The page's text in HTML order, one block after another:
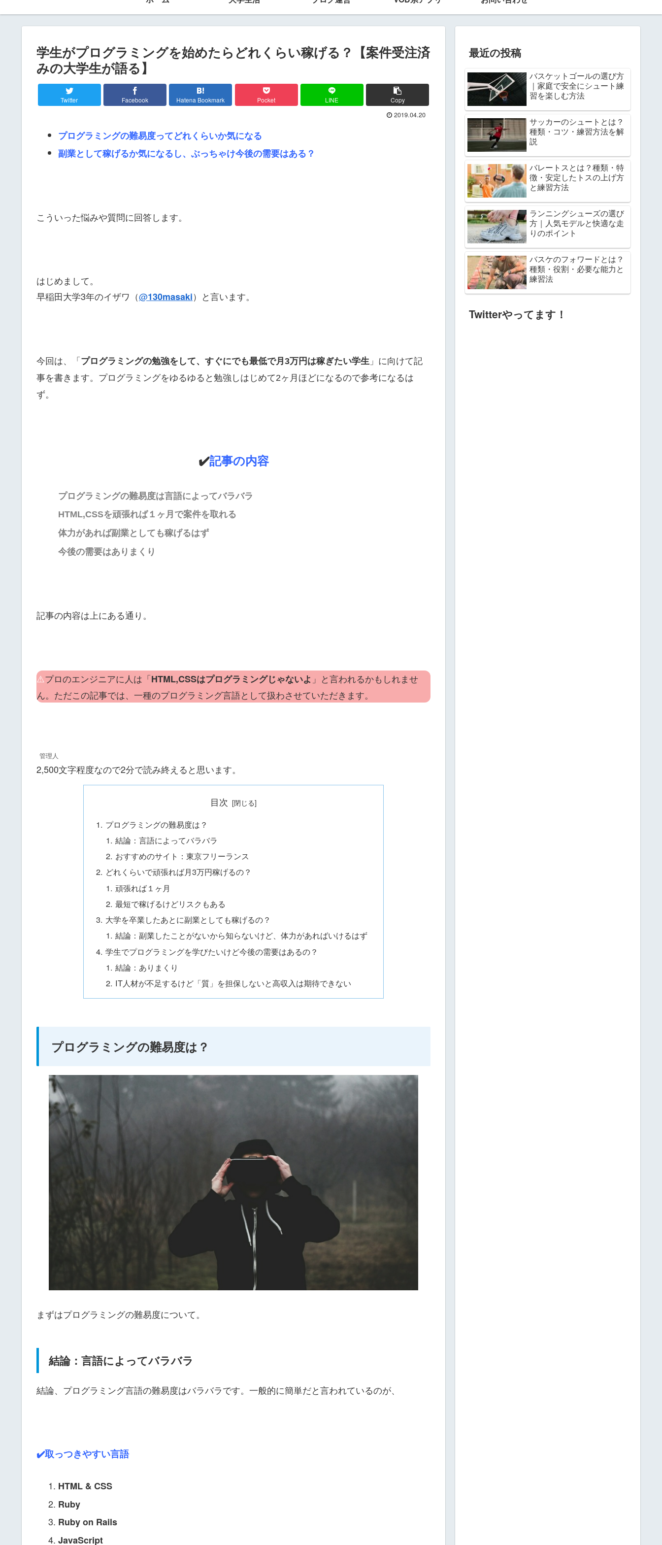
学生がプログラミングを始めたらどれくらい稼げる？【案件受注済
みの大学生が語る】
Twitter Facebook Hatena Bookmark Pocket LINE Copy
2019.04.20
プログラミングの難易度ってどれくらいか気になる
副業として稼げるか気になるし、ぶっちゃけ今後の需要はある？
こういった悩みや質問に回答します。
はじめまして。
早稲田大学3年のイザワ（@130masaki）と言います。
今回は、「 プログラミングの勉強をして、すぐにでも最低で月3万円は稼ぎたい学生 」に向けて記
事を書きます。プログラミングをゆるゆると勉強しはじめて2ヶ月ほどになるので参考になるは
ず。
✔️記事の内容
プログラミングの難易度は言語によってバラバラ
HTML,CSSを頑張れば１ヶ月で案件を取れる
体力があれば副業としても稼げるはず
今後の需要はありまくり
記事の内容は上にある通り。
⚠️プロのエンジニアに人は「HTML,CSSはプログラミングじゃないよ 」と言われるかもしれませ
ん。ただこの記事では、一種のプログラミング言語として扱わさせていただきます。
管理人
2,500文字程度なので2分で読み終えると思います。
目次
プログラミングの難易度は？
結論：言語によってバラバラ
おすすめのサイト：東京フリーランス
どれくらいで頑張れば月3万円稼げるの？
頑張れば１ヶ月
最短で稼げるけどリスクもある
大学を卒業したあとに副業としても稼げるの？
結論：副業したことがないから知らないけど、体力があればいけるはず
学生でプログラミングを学びたいけど今後の需要はあるの？
結論：ありまくり
IT人材が不足するけど「質」を担保しないと高収入は期待できない
プログラミングの難易度は？
まずはプログラミングの難易度について。
結論：言語によってバラバラ
結論、プログラミング言語の難易度はバラバラです。一般的に簡単だと言われているのが、
✔️取っつきやすい言語
HTML & CSS
Ruby
Ruby on Rails
JavaScript
最近の投稿
バスケットゴールの選び方
｜家庭で安全にシュート練
習を楽しむ方法
サッカーのシュートとは？
種類・コツ・練習方法を解
説
バレートスとは？種類・特
徴・安定したトスの上げ方
と練習方法
ランニングシューズの選び
方｜人気モデルと快適な走
りのポイント
バスケのフォワードとは？
種類・役割・必要な能力と
練習法
Twitterやってます！